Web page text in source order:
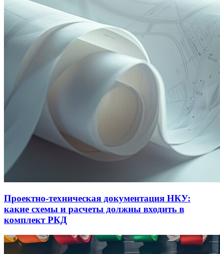
Проектно-техническая документация НКУ:
какие схемы и расчеты должны входить в
комплект РКД